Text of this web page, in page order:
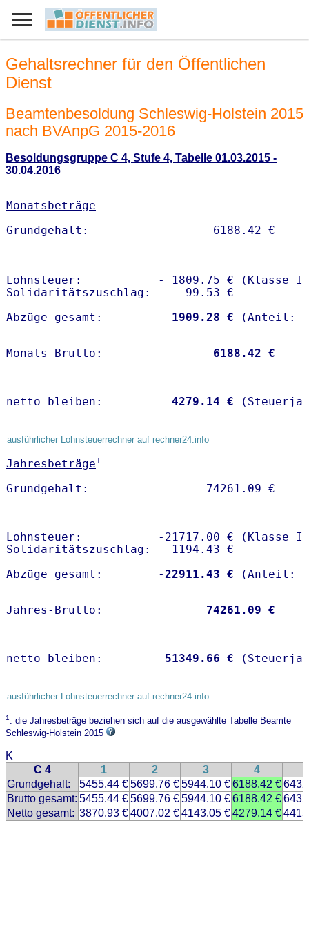
Gehaltsrechner für den Öffentlichen
Dienst
Beamtenbesoldung Schleswig-Holstein 2015
nach BVAnpG 2015-2016
Besoldungsgruppe C 4, Stufe 4, Tabelle 01.03.2015 -
30.04.2016
Monatsbeträge
Lohnsteuer:           - 1809.75 € (Klasse I)
Solidaritätszuschlag: -   99.53 €
Abzüge gesamt:        -
1909.28 €
Monats-Brutto: 6188.42 €
netto bleiben: 4279.14 €
ausführlicher Lohnsteuerrechner auf rechner24.info
Jahresbeträge1
Lohnsteuer:           -21717.00 € (Klasse I)
Solidaritätszuschlag: - 1194.43 €
Abzüge gesamt:        -22911.43 €
Jahres-Brutto: 74261.09 €
netto bleiben: 51349.66 €
ausführlicher Lohnsteuerrechner auf rechner24.info
1: die Jahresbeträge beziehen sich auf die ausgewählte Tabelle Beamte
Schleswig-Holstein 2015
K
.. C 4 .. 1 2 3 4
Grundgehalt:
5455.44 €5699.76 €5944.10 €6188.42 €
Brutto gesamt: 5455.44 €5699.76 €5944.10 €6188.42 €
Netto gesamt: 3870.93 €4007.02 €4143.05 €4279.14 €